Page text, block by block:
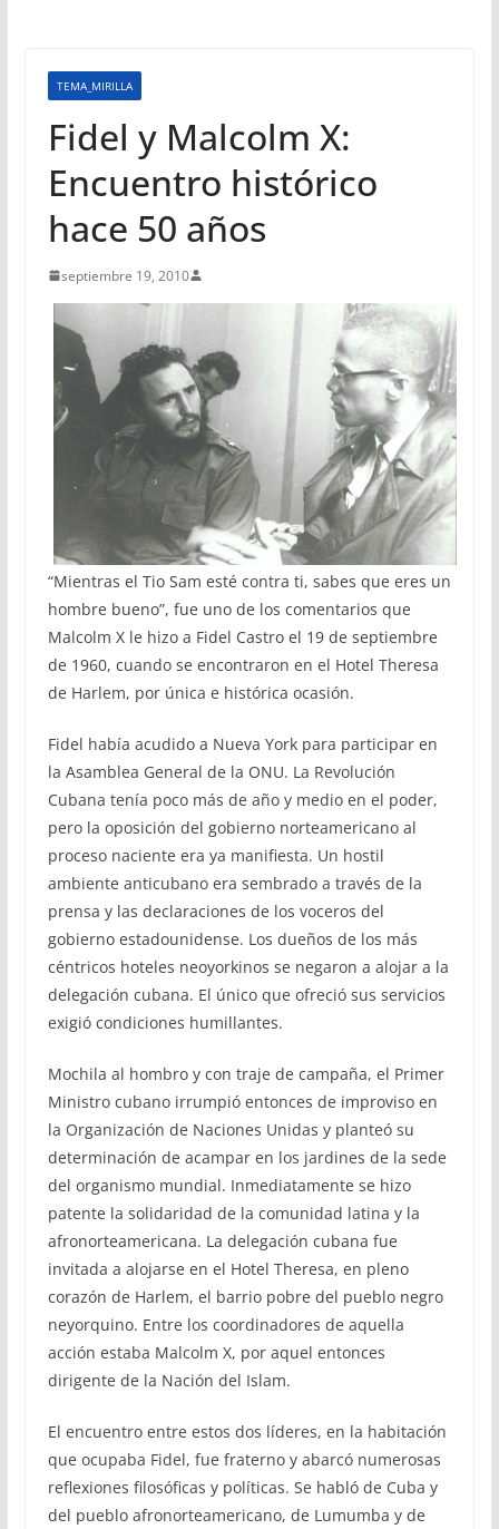
TEMA_MIRILLA
Fidel y Malcolm X:
Encuentro histórico
hace 50 años
septiembre 19, 2010
“Mientras el Tio Sam esté contra ti, sabes que eres un
hombre bueno”, fue uno de los comentarios que
Malcolm X le hizo a Fidel Castro el 19 de septiembre
de 1960, cuando se encontraron en el Hotel Theresa
de Harlem, por única e histórica ocasión.
Fidel había acudido a Nueva York para participar en
la Asamblea General de la ONU. La Revolución
Cubana tenía poco más de año y medio en el poder,
pero la oposición del gobierno norteamericano al
proceso naciente era ya manifiesta. Un hostil
ambiente anticubano era sembrado a través de la
prensa y las declaraciones de los voceros del
gobierno estadounidense. Los dueños de los más
céntricos hoteles neoyorkinos se negaron a alojar a la
delegación cubana. El único que ofreció sus servicios
exigió condiciones humillantes.
Mochila al hombro y con traje de campaña, el Primer
Ministro cubano irrumpió entonces de improviso en
la Organización de Naciones Unidas y planteó su
determinación de acampar en los jardines de la sede
del organismo mundial. Inmediatamente se hizo
patente la solidaridad de la comunidad latina y la
afronorteamericana. La delegación cubana fue
invitada a alojarse en el Hotel Theresa, en pleno
corazón de Harlem, el barrio pobre del pueblo negro
neyorquino. Entre los coordinadores de aquella
acción estaba Malcolm X, por aquel entonces
dirigente de la Nación del Islam.
El encuentro entre estos dos líderes, en la habitación
que ocupaba Fidel, fue fraterno y abarcó numerosas
reflexiones filosóficas y políticas. Se habló de Cuba y
del pueblo afronorteamericano, de Lumumba y de